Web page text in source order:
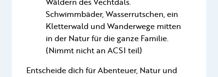
Schwimmbäder, Wasserrutschen, ein
Kletterwald und Wanderwege mitten
in der Natur für die ganze Familie.
(Nimmt nicht an ACSI teil)
Entscheide dich für Abenteuer, Natur und